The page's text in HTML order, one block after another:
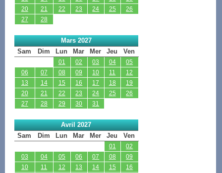
20
21 22 23 24 25
26
27
28
Mars 2027
Sam
Dim Lun Mar Mer Jeu Ven
01 02 03 04
05
06
07 08 09 10 11
12
13
14 15 16 17 18
19
20
21 22 23 24 25
26
27
28 29 30 31
Avril 2027
Sam
Dim Lun Mar Mer Jeu Ven
01
02
03
04 05 06 07 08
09
10
11 12 13 14 15
16